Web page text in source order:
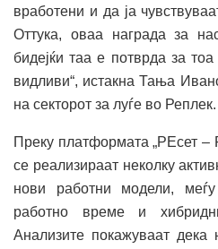
вработени и да ја
Оттука, оваа награда за
бидејќи таа е потврда за
видливи“, истакна Тања
на секторот за луѓе во Реплек.
Преку платформата „РЕсет –
се реализираат неколку
нови работни модели,
работно време и
Анализите покажуваат